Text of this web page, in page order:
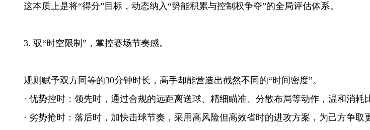
这本质上是将“得分”目标，动态纳入 “势能积累与控制权争夺”的全局评估体系。
3. 驭“时空限制 ” ，掌控赛场节奏感。
规则赋予双方同等的30分钟时长，高手却能营造出截然不同的“时间密度”。
· 优势控时：领先时，通过合规的远距离送球、精细瞄准、分散布局等动作，温和消耗
· 劣势抢时：落后时，加快击球节奏，采用高风险但高效省时的进攻方案，为己方争取